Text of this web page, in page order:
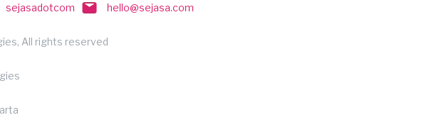
sejasadotcom hello@sejasa.com
All rights reserved